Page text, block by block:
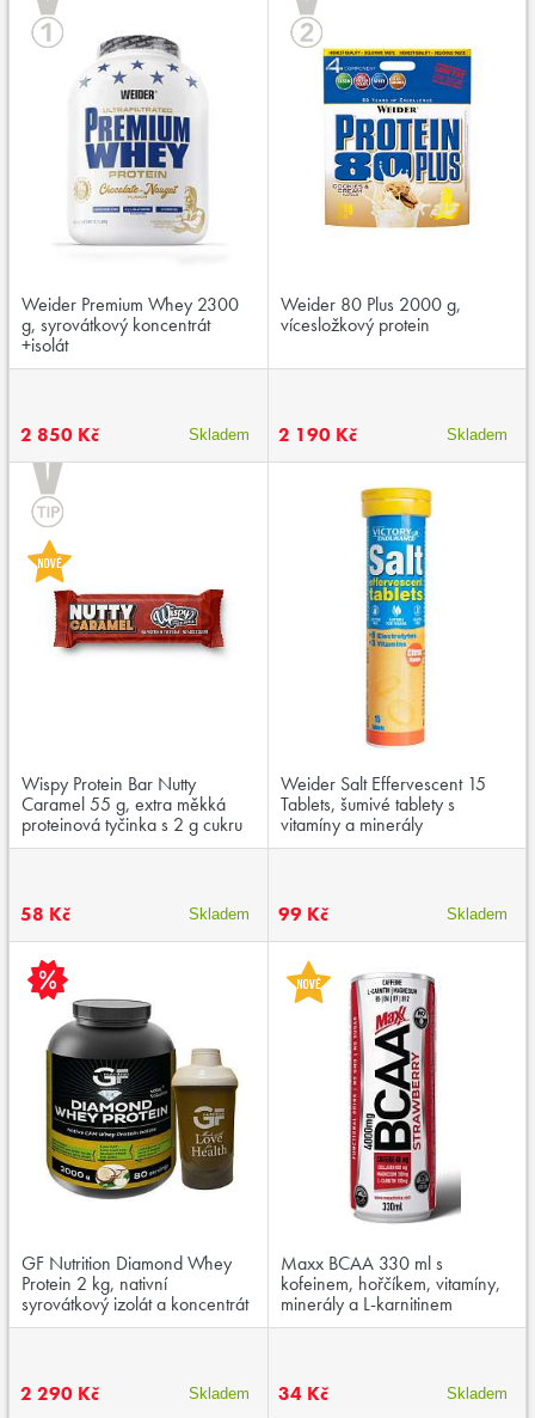
Weider Premium Whey 2300
g, syrovátkový koncentrát
+isolát
2 850 Kč Skladem
Weider 80 Plus 2000 g,
vícesložkový protein
2 190 Kč Skladem
Wispy Protein Bar Nutty
Caramel 55 g, extra měkká
proteinová tyčinka s 2 g cukru
58 Kč Skladem
Weider Salt Effervescent 15
Tablets, šumivé tablety s
vitamíny a minerály
99 Kč Skladem
GF Nutrition Diamond Whey
Protein 2 kg, nativní
syrovátkový izolát a koncentrát
v poměru 70:30
2 290 Kč Skladem
Maxx BCAA 330 ml s
kofeinem, hořčíkem, vitamíny,
minerály a L-karnitinem
34 Kč Skladem